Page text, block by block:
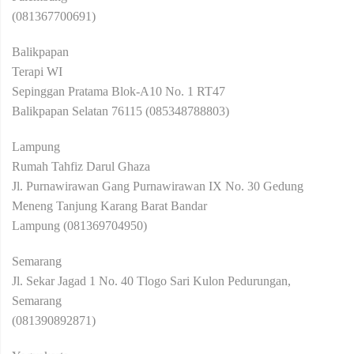
(081367700691)
Balikpapan
Terapi WI
Sepinggan Pratama Blok-A10 No. 1 RT47
Balikpapan Selatan 76115 (085348788803)
Lampung
Rumah Tahfiz Darul Ghaza
Jl. Purnawirawan Gang Purnawirawan IX No. 30 Gedung
Meneng Tanjung Karang Barat Bandar
Lampung (081369704950)
Semarang
Jl. Sekar Jagad 1 No. 40 Tlogo Sari Kulon Pedurungan,
Semarang
(081390892871)